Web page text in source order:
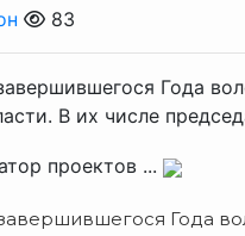
83
Года
В их числе
проектов ...
Года